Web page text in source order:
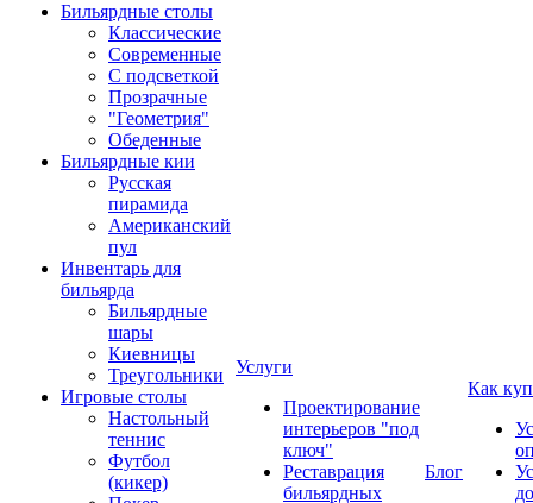
Бильярдные столы
Классические
Современные
С подсветкой
Прозрачные
"Геометрия"
Обеденные
Бильярдные кии
Русская
пирамида
Американский
пул
Инвентарь для
бильярда
Бильярдные
шары
Киевницы
Треугольники
Игровые столы
Настольный
теннис
Футбол
(кикер)
Услуги
Проектирование
интерьеров "под
ключ"
Реставрация
бильярдных
Блог
Как